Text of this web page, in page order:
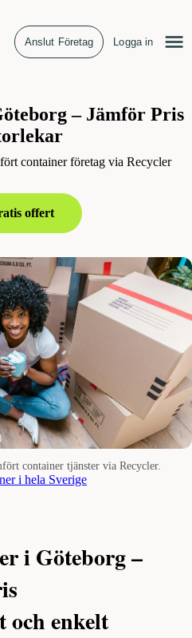
Anslut Företag Logga in
– Jämför Pris
container företag via Recycler
offert
container tjänster via Recycler.
i hela Sverige
i Göteborg –
och enkelt